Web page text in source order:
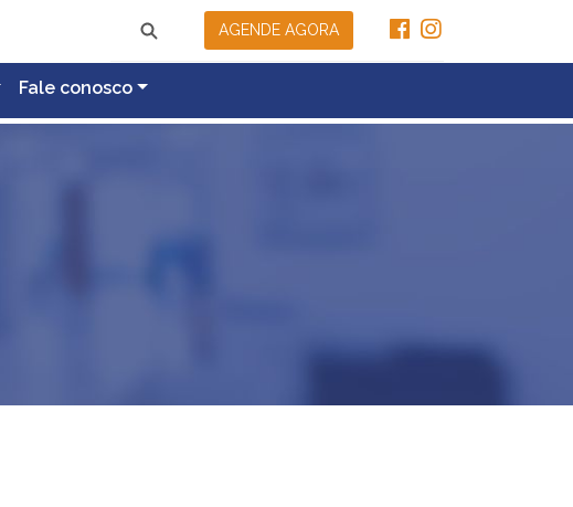
AGENDE AGORA
Fale conosco